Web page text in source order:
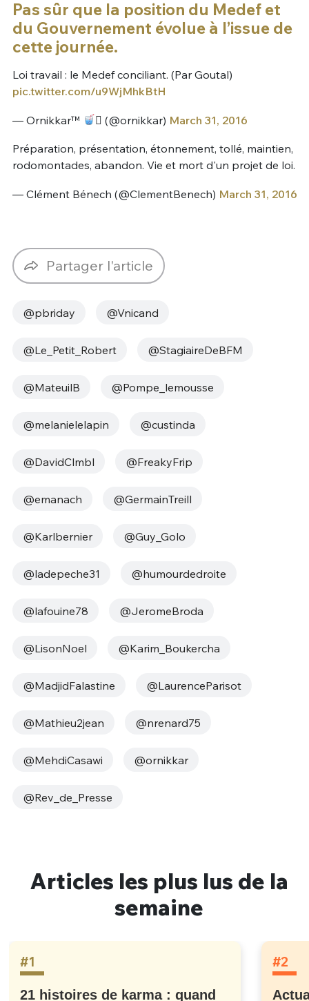
Pas sûr que la position du Medef et
du Gouvernement évolue à l’issue de
cette journée.
Loi travail : le Medef conciliant. (Par Goutal)
pic.twitter.com/u9WjMhkBtH
— Ornikkar™  (@ornikkar) March 31, 2016
Préparation, présentation, étonnement, tollé, maintien,
rodomontades, abandon. Vie et mort d'un projet de loi.
— Clément Bénech (@ClementBenech) March 31, 2016
Partager l'article
@pbriday @Vnicand
@Le_Petit_Robert @StagiaireDeBFM
@MateuilB @Pompe_lemousse
@melanielelapin @custinda
@DavidClmbl @FreakyFrip
@emanach @GermainTreill
@Karlbernier @Guy_Golo
@ladepeche31 @humourdedroite
@lafouine78 @JeromeBroda
@LisonNoel @Karim_Boukercha
@MadjidFalastine @LaurenceParisot
@Mathieu2jean @nrenard75
@MehdiCasawi @ornikkar
@Rev_de_Presse
Articles les plus lus de la
semaine
#1
21 histoires de karma : quand
#2